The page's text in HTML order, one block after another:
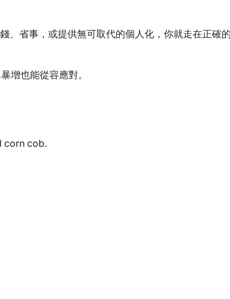
、省事，或提供無可取代的個人化，你就走在正確
增也能從容應對。